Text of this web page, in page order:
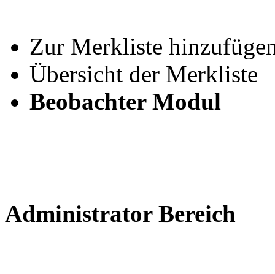
Zur Merkliste
Übersicht der Merkliste
Beobachter Modul
Administrator Bereich